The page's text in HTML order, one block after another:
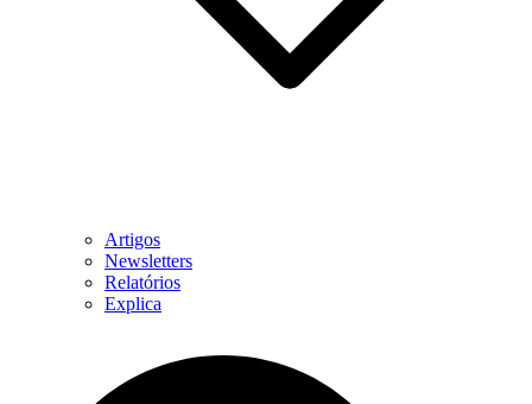
Artigos
Newsletters
Relatórios
Explica